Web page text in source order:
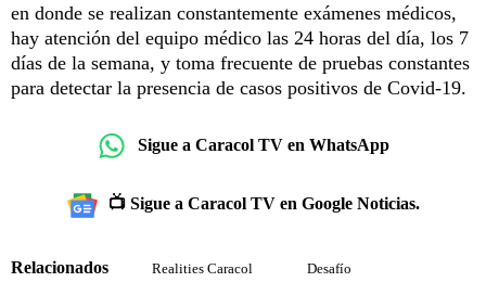
en donde se realizan constantemente exámenes médicos,
hay atención del equipo médico las 24 horas del día, los 7
días de la semana, y toma frecuente de pruebas constantes
para detectar la presencia de casos positivos de Covid-19.
Sigue a Caracol TV en WhatsApp
📺 Sigue a Caracol TV en Google Noticias.
Relacionados Realities Caracol Desafío